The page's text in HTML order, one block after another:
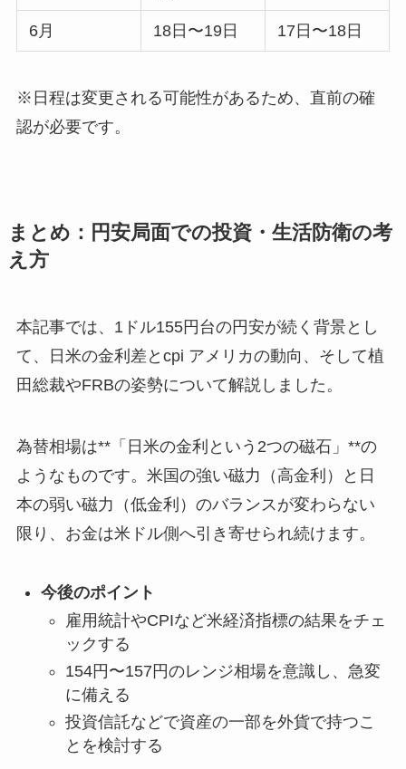
6月 18日〜19日 17日〜18日
※日程は変更される可能性があるため、直前の確
認が必要です。
まとめ：円安局面での投資・生活防衛の考
え方
本記事では、1ドル155円台の円安が続く背景とし
て、日米の金利差とcpi アメリカの動向、そして植
田総裁やFRBの姿勢について解説しました。
為替相場は**「日米の金利という2つの磁石」**の
ようなものです。米国の強い磁力（高金利）と日
本の弱い磁力（低金利）のバランスが変わらない
限り、お金は米ドル側へ引き寄せられ続けます。
今後のポイント
雇用統計やCPIなど米経済指標の結果をチェ
ックする
154円〜157円のレンジ相場を意識し、急変
に備える
投資信託などで資産の一部を外貨で持つこ
とを検討する